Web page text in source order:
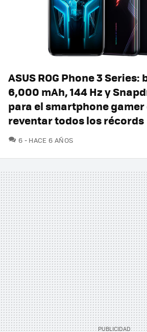
ASUS ROG Phone 3
6,000 mAh, 144 Hz y
para el smartphone
reventar todos los récords
6 COMENTARIOS
HACE 6 AÑOS